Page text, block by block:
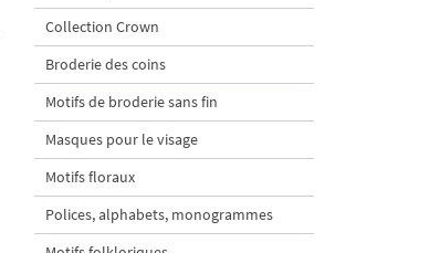
Collection Crown
Broderie des coins
Motifs de broderie sans fin
Masques pour le visage
Motifs floraux
Polices, alphabets, monogrammes